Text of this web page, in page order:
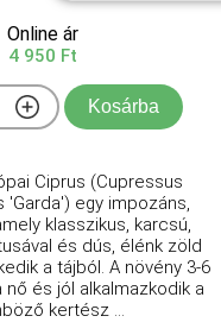
Online ár
4 950 Ft
Kosárba
Ciprus (Cupressus
egy impozáns,
klasszikus, karcsú,
és dús, élénk zöld
a tájból. A növény 3-6
és jól alkalmazkodik a
kertész ...